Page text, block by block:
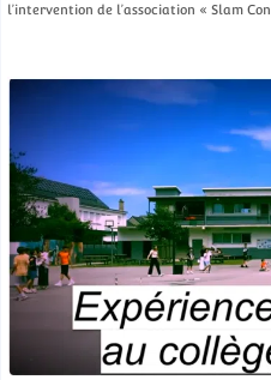
l’intervention de l’association « Slam